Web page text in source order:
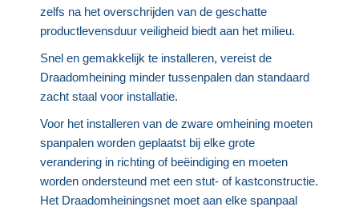
zelfs na het overschrijden van de geschatte
productlevensduur veiligheid biedt aan het milieu.
Snel en gemakkelijk te installeren, vereist de
Draadomheining minder tussenpalen dan standaard
zacht staal voor installatie.
Voor het installeren van de zware omheining moeten
spanpalen worden geplaatst bij elke grote
verandering in richting of beëindiging en moeten
worden ondersteund met een stut- of kastconstructie.
Het Draadomheiningsnet moet aan elke spanpaal